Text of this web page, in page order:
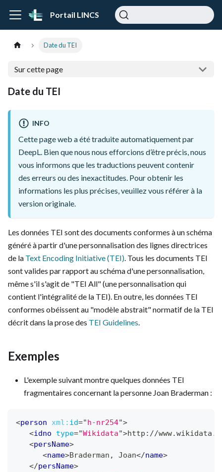
Portail LINCS
Date du TEI
Sur cette page
Date du TEI
INFO
Cette page web a été traduite automatiquement par
DeepL. Bien que nous nous efforcions d’être précis, nous
vous informons que les traductions peuvent contenir
des erreurs ou des inexactitudes. Pour obtenir les
informations les plus précises, veuillez vous référer à la
version originale.
Les données TEI sont des documents conformes à un schéma
généré à partir d'une personnalisation des lignes directrices
de la Text Encoding Initiative (TEI). Tous les documents TEI
sont valides par rapport au schéma d'une personnalisation,
même s'il s'agit de "TEI All" (une personnalisation qui
contient l'intégralité de la TEI). En outre, les données TEI
conformes obéissent au "modèle abstrait" normatif de la TEI
décrit dans la prose des TEI Guidelines.
Exemples
L'exemple suivant montre quelques données TEI
fragmentaires concernant la personne Joan Braderman :
<person xml: id="h-nr254">
<idno type="Wikidata">http://
<persName>
<name>Braderman, Joan</name>
</persName>